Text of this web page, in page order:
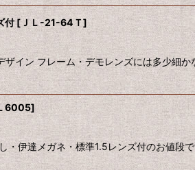
付 [ ＪＬ-21-64Ｔ]
ン フレーム・デモレンズには多少細か
6005]
達メガネ・標準1.5レンズ付のお値段